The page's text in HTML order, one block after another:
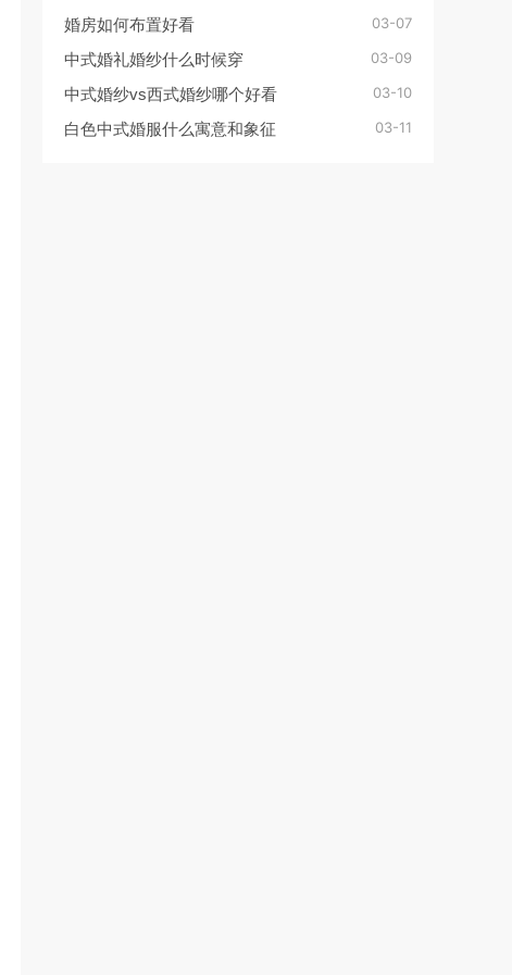
婚房如何布置好看 03-07
中式婚礼婚纱什么时候穿 03-09
中式婚纱vs西式婚纱哪个好看 03-10
白色中式婚服什么寓意和象征 03-11